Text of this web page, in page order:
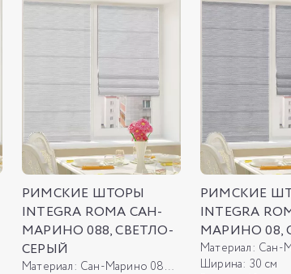
РИМСКИЕ ШТОРЫ
INTEGRA ROMA САН-
МАРИНО 088, СВЕТЛО-
СЕРЫЙ
Материал: Сан-Марино 088, светло-серый
РИМСКИЕ
INTEGRA
МАРИНО 08,
Материал: Сан-
Ширина: 30 см